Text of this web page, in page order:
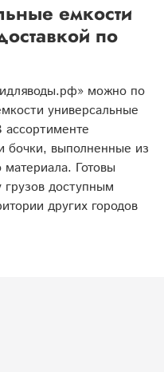
емкости
по
можно по
универсальные
бочки, выполненные из
материала. Готовы
доступным
других городов